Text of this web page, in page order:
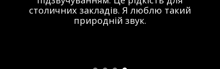
столичних закладів. Я люблю такий
природній звук.